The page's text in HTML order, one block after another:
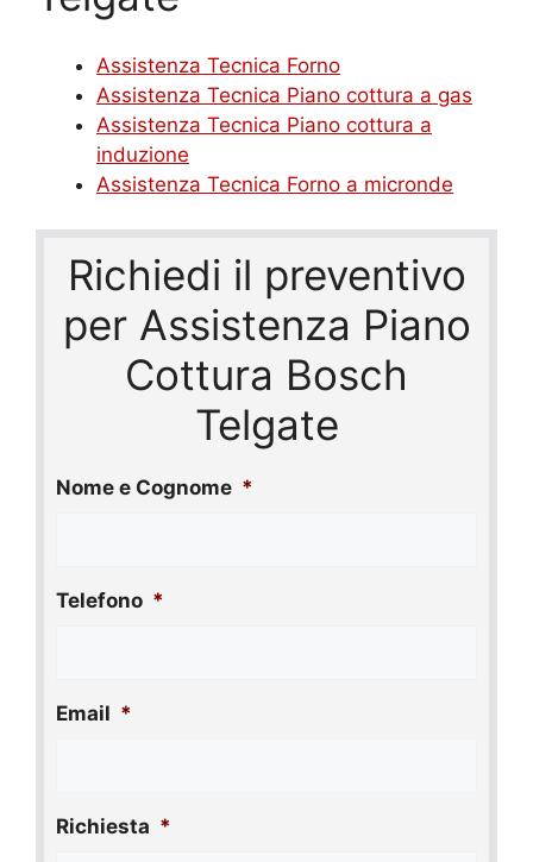
Assistenza Tecnica Forno
Assistenza Tecnica Piano cottura a gas
Assistenza Tecnica Piano cottura a
induzione
Assistenza Tecnica Forno a micronde
Richiedi il preventivo
per Assistenza Piano
Cottura Bosch
Telgate
Nome e Cognome *
Telefono *
Email *
Richiesta *